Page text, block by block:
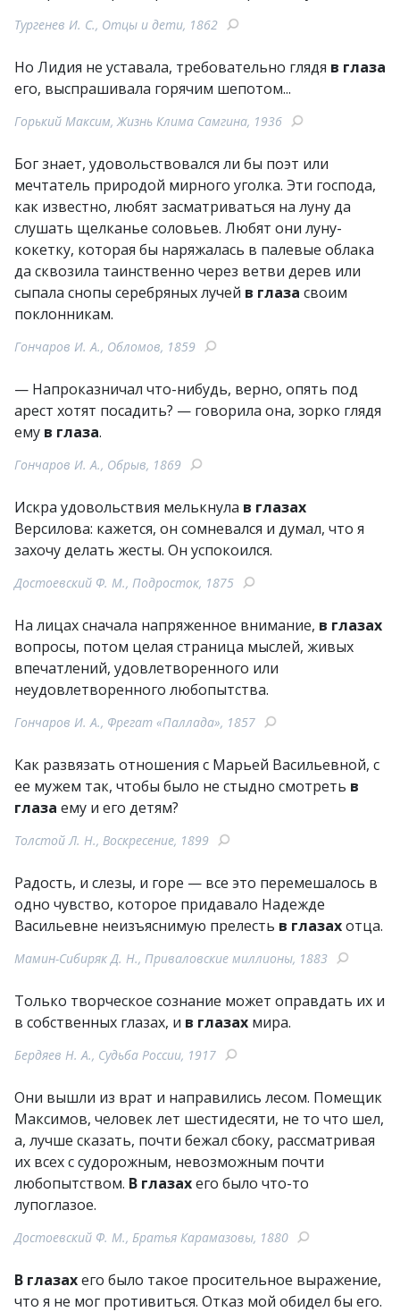
Тургенев И. С., Отцы и дети, 1862
Но Лидия не уставала, требовательно глядя в глаза
его, выспрашивала горячим шепотом...
Горький Максим, Жизнь Клима Самгина, 1936
Бог знает, удовольствовался ли бы поэт или
мечтатель природой мирного уголка. Эти господа,
как известно, любят засматриваться на луну да
слушать щелканье соловьев. Любят они луну-
кокетку, которая бы наряжалась в палевые облака
да сквозила таинственно через ветви дерев или
сыпала снопы серебряных лучей в глаза своим
поклонникам.
Гончаров И. А., Обломов, 1859
— Напроказничал что-нибудь, верно, опять под
арест хотят посадить? — говорила она, зорко глядя
ему в глаза.
Гончаров И. А., Обрыв, 1869
Искра удовольствия мелькнула в глазах
Версилова: кажется, он сомневался и думал, что я
захочу делать жесты. Он успокоился.
Достоевский Ф. М., Подросток, 1875
На лицах сначала напряженное внимание, в глазах
вопросы, потом целая страница мыслей, живых
впечатлений, удовлетворенного или
неудовлетворенного любопытства.
Гончаров И. А., Фрегат «Паллада», 1857
Как развязать отношения с Марьей Васильевной, с
ее мужем так, чтобы было не стыдно смотреть в
глаза ему и его детям?
Толстой Л. Н., Воскресение, 1899
Радость, и слезы, и горе — все это перемешалось в
одно чувство, которое придавало Надежде
Васильевне неизъяснимую прелесть в глазахотца.
Мамин-Сибиряк Д. Н., Приваловские миллионы, 1883
Только творческое сознание может оправдать их и
в собственных глазах, и в глазах мира.
Бердяев Н. А., Судьба России, 1917
Они вышли из врат и направились лесом. Помещик
Максимов, человек лет шестидесяти, не то что шел,
а, лучше сказать, почти бежал сбоку, рассматривая
их всех с судорожным, невозможным почти
любопытством. В глазахего было что-то
лупоглазое.
Достоевский Ф. М., Братья Карамазовы, 1880
В глазахего было такое просительное выражение,
что я не мог противиться. Отказ мой обидел бы его.